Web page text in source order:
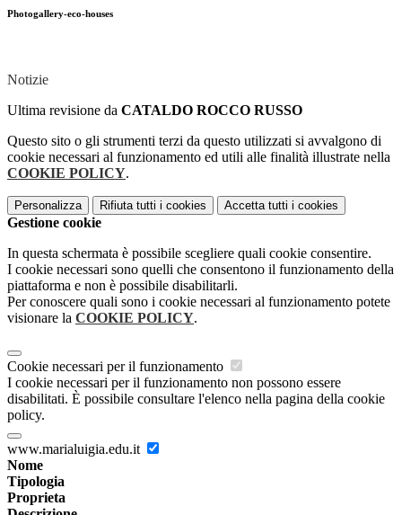
Photogallery-eco-houses
Notizie
Ultima revisione da CATALDO ROCCO RUSSO
Questo sito o gli strumenti terzi da questo utilizzati si avvalgono di
cookie necessari al funzionamento ed utili alle finalità illustrate nella
COOKIE POLICY.
Personalizza Rifiuta tutti i cookies Accetta tutti i cookies
Gestione cookie
In questa schermata è possibile scegliere quali cookie consentire.
I cookie necessari sono quelli che consentono il funzionamento della
piattaforma e non è possibile disabilitarli.
Per conoscere quali sono i cookie necessari al funzionamento potete
visionare la COOKIE POLICY.
Cookie necessari per il funzionamento
I cookie necessari per il funzionamento non possono essere
disabilitati. È possibile consultare l'elenco nella pagina della cookie
policy.
www.marialuigia.edu.it
Nome
Tipologia
Proprieta